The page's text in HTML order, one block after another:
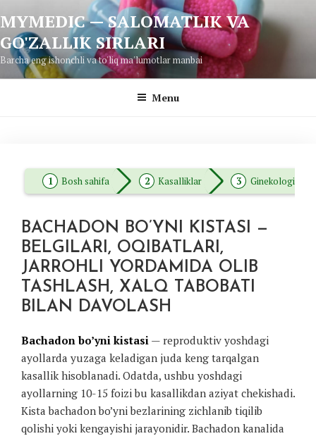
to
content
MYMEDIC — SALOMATLIK VA
GO'ZALLIK SIRLARI
Barcha eng ishonchli va to'liq ma'lumotlar manbai
Menu
Bosh sahifa Kasalliklar Ginekologiya
BACHADON BO’YNI KISTASI —
BELGILARI, OQIBATLARI,
JARROHLI YORDAMIDA OLIB
TASHLASH, XALQ TABOBATI
BILAN DAVOLASH
Bachadon bo’yni kistasi — reproduktiv yoshdagi
ayollarda yuzaga keladigan juda keng tarqalgan
kasallik hisoblanadi. Odatda, ushbu yoshdagi
ayollarning 10-15 foizi bu kasallikdan aziyat chekishadi.
Kista bachadon bo’yni bezlarining zichlanib tiqilib
qolishi yoki kengayishi jarayonidir. Bachadon kanalida